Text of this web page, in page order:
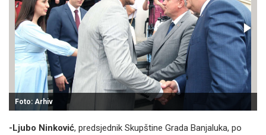
Foto: Arhiv
-Ljubo Ninković, predsjednik Skupštine Grada Banjaluka, po